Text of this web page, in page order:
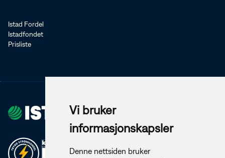
Vi bruker
informasjonskapsler
Denne nettsiden bruker
Istad Fordel
Istadfondet
Prisliste